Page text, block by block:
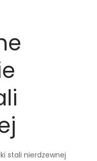
stali nierdzewnej